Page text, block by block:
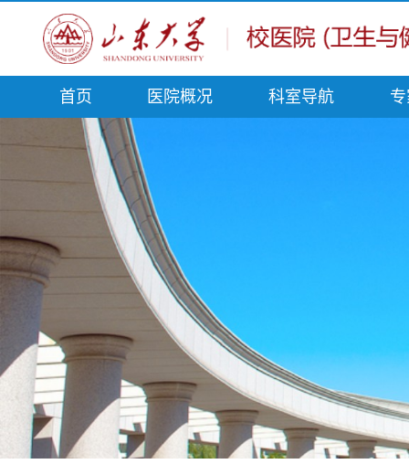
首页 医院概况 科室导航